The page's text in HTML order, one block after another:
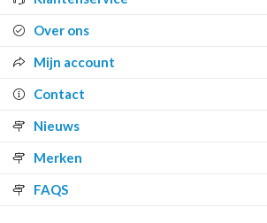
Over ons
Mijn account
Contact
Nieuws
Merken
FAQS